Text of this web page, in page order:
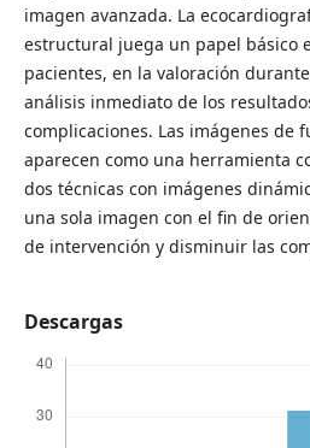
imagen avanzada. La
estructural juega un papel básico
pacientes, en la valoración
análisis inmediato de los
complicaciones. Las imágenes de
aparecen como una herramienta
dos técnicas con imágenes
una sola imagen con el fin de
de intervención y disminuir las
Descargas